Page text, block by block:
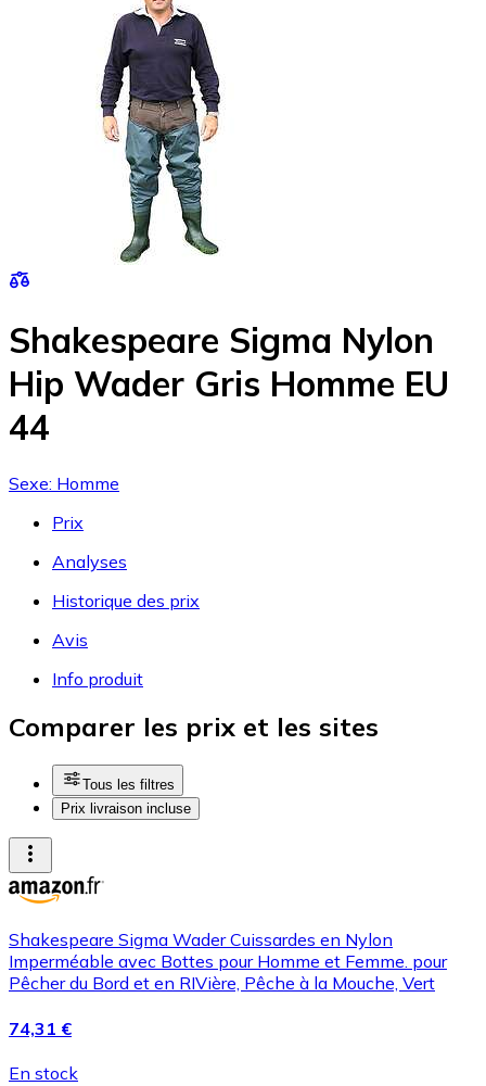
Shakespeare Sigma Nylon
Hip Wader Gris Homme EU
44
Sexe: Homme
Prix
Analyses
Historique des prix
Avis
Info produit
Comparer les prix et les sites
Tous les filtres
Prix livraison incluse
Shakespeare Sigma Wader Cuissardes en Nylon
Imperméable avec Bottes pour Homme et Femme. pour
Pêcher du Bord et en RIVière, Pêche à la Mouche, Vert
74,31 €
En stock